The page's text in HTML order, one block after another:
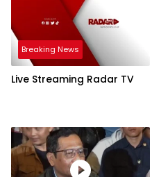
Breaking News
Live Streaming Radar TV